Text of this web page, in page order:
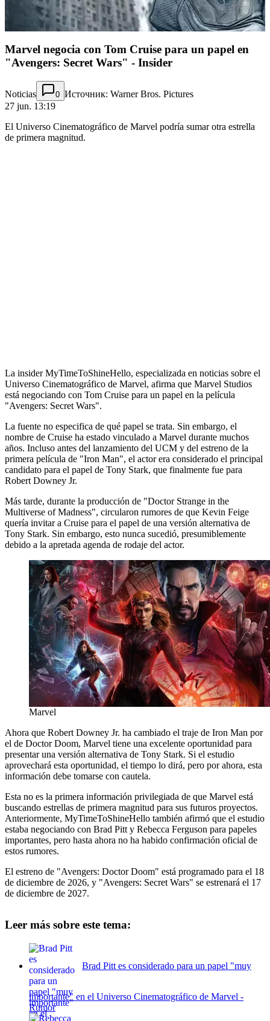
Marvel negocia con Tom Cruise para un papel en
"Avengers: Secret Wars" - Insider
Noticias 0 Источник: Warner Bros. Pictures
27 jun. 13:19
El Universo Cinematográfico de Marvel podría sumar otra estrella
de primera magnitud.
La insider MyTimeToShineHello, especializada en noticias sobre el
Universo Cinematográfico de Marvel, afirma que Marvel Studios
está negociando con Tom Cruise para un papel en la película
"Avengers: Secret Wars".
La fuente no especifica de qué papel se trata. Sin embargo, el
nombre de Cruise ha estado vinculado a Marvel durante muchos
años. Incluso antes del lanzamiento del UCM y del estreno de la
primera película de "Iron Man", el actor era considerado el principal
candidato para el papel de Tony Stark, que finalmente fue para
Robert Downey Jr.
Más tarde, durante la producción de "Doctor Strange in the
Multiverse of Madness", circularon rumores de que Kevin Feige
quería invitar a Cruise para el papel de una versión alternativa de
Tony Stark. Sin embargo, esto nunca sucedió, presumiblemente
debido a la apretada agenda de rodaje del actor.
Marvel
Ahora que Robert Downey Jr. ha cambiado el traje de Iron Man por
el de Doctor Doom, Marvel tiene una excelente oportunidad para
presentar una versión alternativa de Tony Stark. Si el estudio
aprovechará esta oportunidad, el tiempo lo dirá, pero por ahora, esta
información debe tomarse con cautela.
Esta no es la primera información privilegiada de que Marvel está
buscando estrellas de primera magnitud para sus futuros proyectos.
Anteriormente, MyTimeToShineHello también afirmó que el estudio
estaba negociando con Brad Pitt y Rebecca Ferguson para papeles
importantes, pero hasta ahora no ha habido confirmación oficial de
estos rumores.
El estreno de "Avengers: Doctor Doom" está programado para el 18
de diciembre de 2026, y "Avengers: Secret Wars" se estrenará el 17
de diciembre de 2027.
Leer más sobre este tema:
Brad Pitt es considerado para un papel "muy
importante" en el Universo Cinematográfico de Marvel -
Rumor